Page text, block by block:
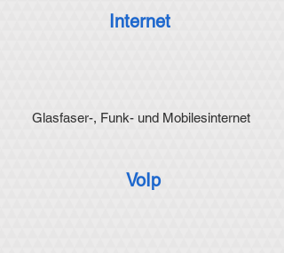
Internet
Glasfaser-, Funk- und Mobilesinternet
VoIp